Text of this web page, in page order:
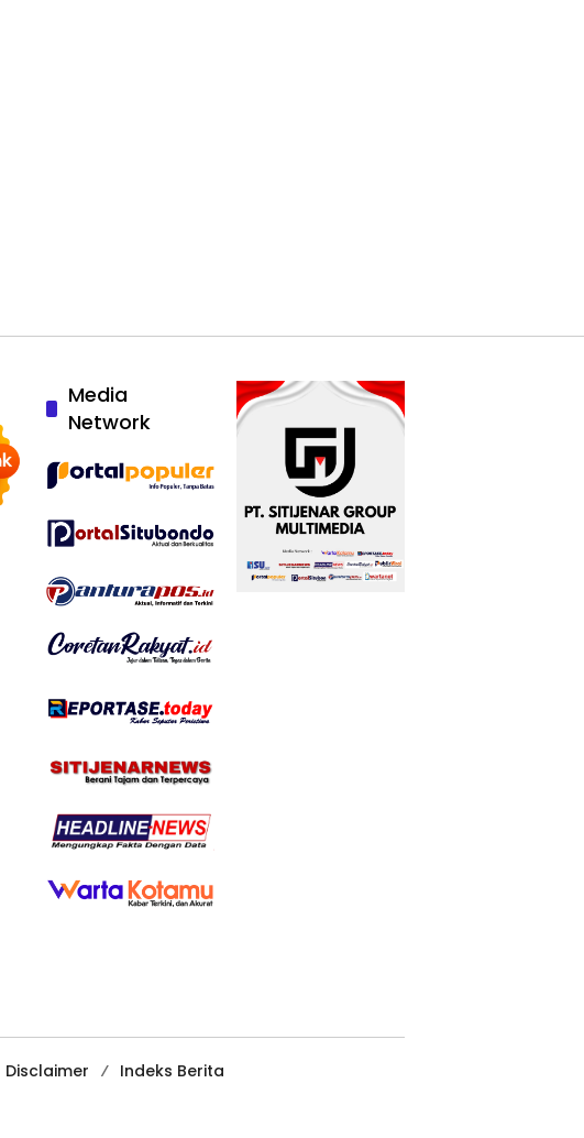
Media
Network
Disclaimer
Indeks Berita